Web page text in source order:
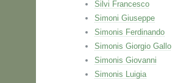
Silvi Francesco
Simoni Giuseppe
Simonis Ferdinando
Simonis Giorgio Gallo
Simonis Giovanni
Simonis Luigia